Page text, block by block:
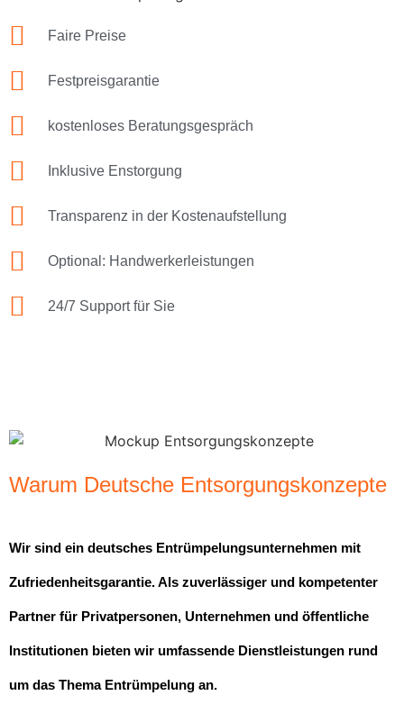
Faire Preise
Festpreisgarantie
kostenloses Beratungsgespräch
Inklusive Enstorgung
Transparenz in der Kostenaufstellung
Optional: Handwerkerleistungen
24/7 Support für Sie
Warum Deutsche Entsorgungskonzepte
Wir sind ein deutsches Entrümpelungsunternehmen mit
Zufriedenheitsgarantie. Als zuverlässiger und kompetenter
Partner für Privatpersonen, Unternehmen und öffentliche
Institutionen bieten wir umfassende Dienstleistungen rund
um das Thema Entrümpelung an.